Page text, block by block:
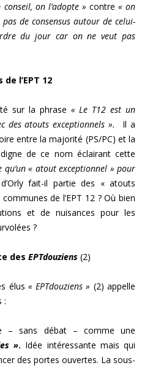
on l’adopte » contre « on
de consensus autour de celui-
du jour car on ne veut pas
l’EPT 12
sur la phrase « Le T12 est un
atouts exceptionnels ».
Il a
entre la majorité (PS/PC) et la
de ce nom éclairant cette
qu’un « atout exceptionnel » pour
fait-il partie des « atouts
de l’EPT 12 ? Où bien
et de nuisances pour les
?
des EPTdouziens (2)
élus « EPTdouziens » (2) appelle
:
– sans débat – comme une
». Idée intéressante mais qui
des portes ouvertes. La sous-